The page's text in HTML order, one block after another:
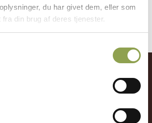
du har givet dem, eller som
din brug af deres tjenester.
til alt indhold &